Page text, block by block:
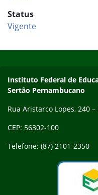
Status
Vigente
Endereço
Instituto Federal de
Sertão Pernambucano
Rua Aristarco Lopes, 240
CEP: 56302-100
Telefone: (87) 2101-2350